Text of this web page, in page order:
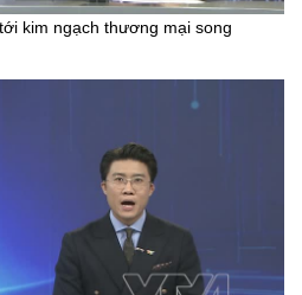
kim ngạch thương mại song